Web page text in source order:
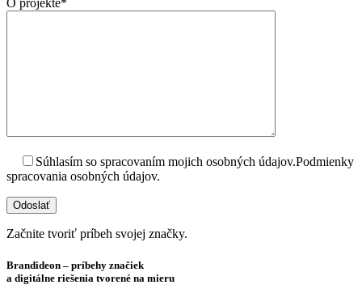
O projekte*
Súhlasím so spracovaním mojich osobných údajov.Podmienky
spracovania osobných údajov.
Začnite tvoriť príbeh svojej značky.
Brandideon – príbehy značiek
a digitálne riešenia tvorené na mieru